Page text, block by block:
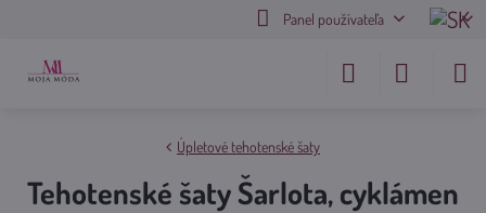
Panel používateľa
Úpletové tehotenské šaty
Tehotenské šaty Šarlota, cyklámen